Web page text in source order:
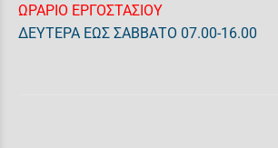
ΩΡΑΡΙΟ ΕΡΓΟΣΤΑΣΙΟΥ
ΔΕΥΤΕΡΑ ΕΩΣ ΣΑΒΒΑΤΟ 07.00-